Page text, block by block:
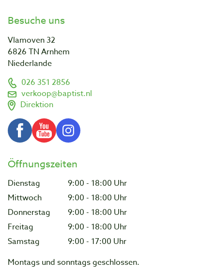
Besuche uns
Vlamoven 32
6826 TN Arnhem
Niederlande
026 351 2856
verkoop@baptist.nl
Direktion
Öffnungszeiten
Dienstag
9:00 - 18:00 Uhr
Mittwoch
9:00 - 18:00 Uhr
Donnerstag
9:00 - 18:00 Uhr
Freitag
9:00 - 18:00 Uhr
Samstag
9:00 - 17:00 Uhr
Montags und sonntags geschlossen.